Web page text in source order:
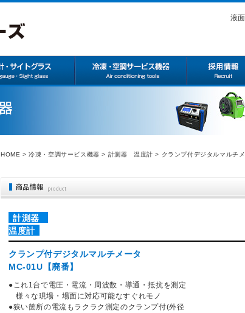
液
HOME >冷凍・空調サービス機器 > 計測器 温度計 > クランプ付デジタルマルチ
計測器
温度計
クランプ付デジタルマルチメータ
MC-01U【廃番】
●これ1台で電圧・電流・周波数・導通・抵抗を測定
様々な現場・場面に対応可能なすぐれモノ
●狭い箇所の電流もラクラク測定のクランプ付(外径